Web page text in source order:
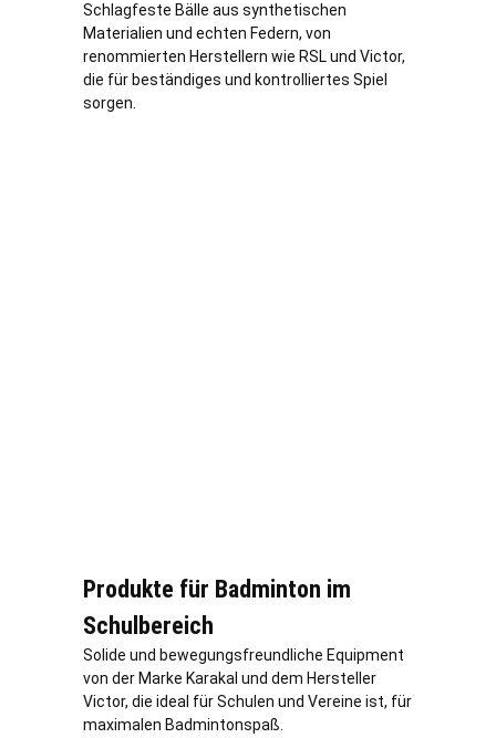
Schlagfeste Bälle aus synthetischen
Materialien und echten Federn, von
renommierten Herstellern wie RSL und Victor,
die für beständiges und kontrolliertes Spiel
sorgen.
Produkte für Badminton im
Schulbereich
Solide und bewegungsfreundliche Equipment
von der Marke Karakal und dem Hersteller
Victor, die ideal für Schulen und Vereine ist, für
maximalen Badmintonspaß.